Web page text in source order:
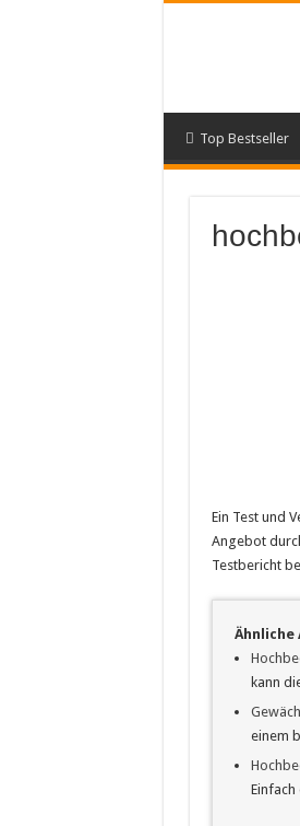
Top Bestseller
Ein Test und
Angebot
Testbericht
Ähnliche
kann
einem